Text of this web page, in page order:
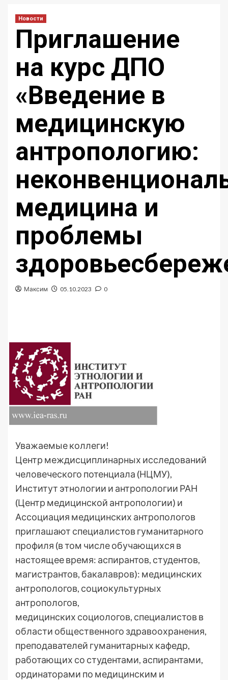
Новости
Приглашение
на курс ДПО
«Введение в
медицинскую
антропологию:
медицина и
проблемы
Максим 05.10.2023 0
Уважаемые коллеги!
Центр междисциплинарных исследований
человеческого потенциала (НЦМУ),
Институт этнологии и антропологии РАН
(Центр медицинской антропологии) и
Ассоциация медицинских антропологов
приглашают специалистов гуманитарного
профиля (в том числе обучающихся в
настоящее время: аспирантов, студентов,
магистрантов, бакалавров): медицинских
антропологов, социокультурных
антропологов,
медицинских социологов, специалистов в
области общественного здравоохранения,
преподавателей гуманитарных кафедр,
работающих со студентами, аспирантами,
ординаторами по медицинским и